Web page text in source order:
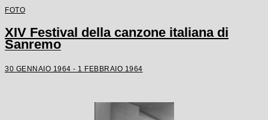
FOTO
XIV Festival della canzone italiana di
Sanremo
30 GENNAIO 1964 - 1 FEBBRAIO 1964